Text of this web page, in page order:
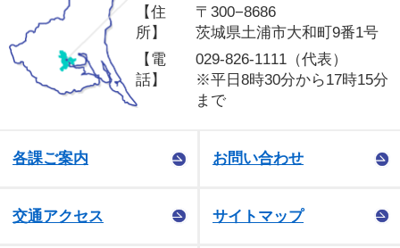
【住
所】
〒300−8686
茨城県土浦市大和町9番1号
【電
話】
029-826-1111（代表）
※平日8時30分から17時15分
まで
各課ご案内 お問い合わせ
交通アクセス サイトマップ